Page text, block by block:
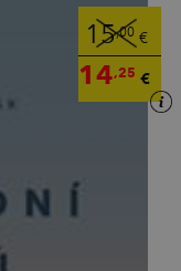
15,00 €
14,25 €